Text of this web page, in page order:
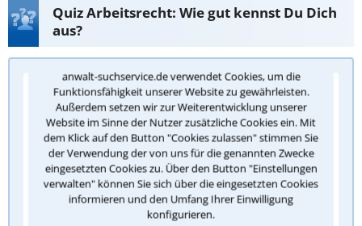
anwalt-suchservice.de verwendet Cookies, um die
Funktionsfähigkeit unserer Website zu gewährleisten.
Außerdem setzen wir zur Weiterentwicklung unserer
Website im Sinne der Nutzer zusätzliche Cookies ein. Mit
dem Klick auf den Button "Cookies zulassen" stimmen Sie
der Verwendung der von uns für die genannten Zwecke
eingesetzten Cookies zu. Über den Button "Einstellungen
verwalten" können Sie sich über die eingesetzten Cookies
informieren und den Umfang Ihrer Einwilligung
konfigurieren.
Quiz Arbeitsrecht: Wie gut kennst Du Dich
aus?
Frage 1/5: Wann entsteht grundsätzlich ein
Anspruch auf gesetzlichen Mindesturlaub?
Ab dem ersten Arbeitstag
Nach drei Monaten Betriebszugehörigkeit
Nach sechs Monaten Bestehen des
Arbeitsverhältnisses